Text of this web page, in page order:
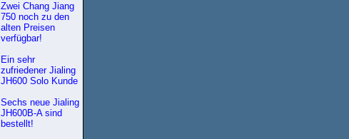
Zwei Chang Jiang
750 noch zu den
alten Preisen
verfügbar!
Ein sehr
zufriedener Jialing
JH600 Solo Kunde
Sechs neue Jialing
JH600B-A sind
bestellt!